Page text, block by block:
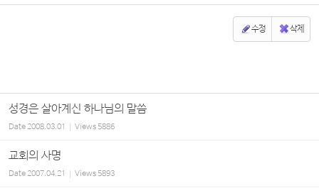
수정 삭제
성경은 살아계신 하나님의 말씀
Date2008.03.01 Views 5886
교회의 사명
Date2007.04.21 Views 5893